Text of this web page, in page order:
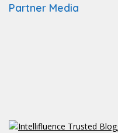
Partner Media